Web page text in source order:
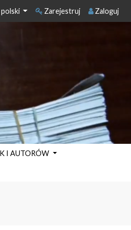
Zarejestruj Zaloguj
I AUTORÓW